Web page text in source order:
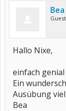
Bea
Guest
Hallo Nixe,
einfach genial
Ein
Ausübung
Bea